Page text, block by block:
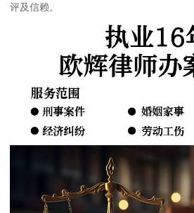
评及信赖。